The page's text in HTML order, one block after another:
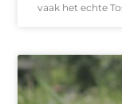
vaak het echte